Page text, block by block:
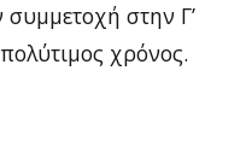
συμμετοχή στην Γ’
χρόνος.